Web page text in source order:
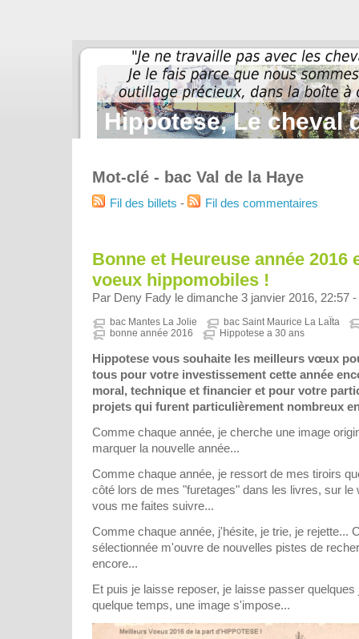
Hippotese, Le cheval
Mot-clé - bac Val de la Haye
Fil des billets - Fil des commentaires
Bonne et Heureuse année 2016
voeux hippomobiles !
Par Deny Fady le dimanche 3 janvier 2016, 22:57 -
bac Mantes La Jolie
bac Saint Maurice La LaÏta
bonne année 2016
Hippotese a 30 ans
Hippotese vous souhaite les meilleurs vœux
tous pour votre investissement cette année
moral, technique et financier et pour votre
projets qui furent particulièrement nombreux
Comme chaque année, je cherche une image
marquer la nouvelle année...
Comme chaque année, je ressort de mes tiroirs
côté lors de mes "furetages" dans les livres, sur le
vous me faites suivre...
Comme chaque année, j'hésite, je trie, je rejette...
sélectionnée m'ouvre de nouvelles pistes de
encore...
Et puis je laisse reposer, je laisse passer
quelque temps, une image s'impose...